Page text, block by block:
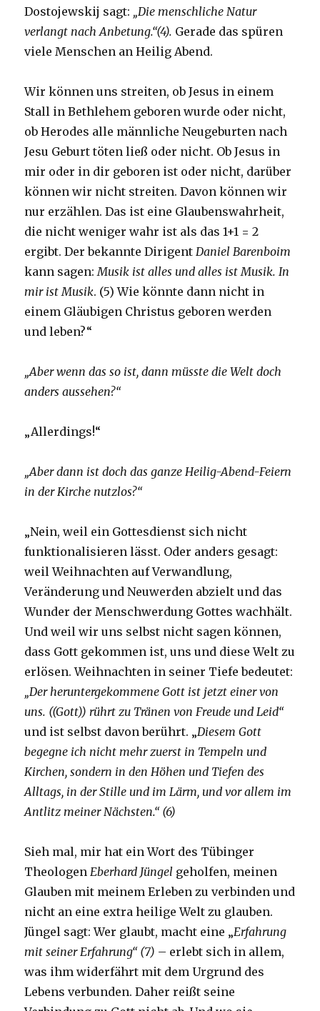
Dostojewskij sagt: „Die menschliche Natur
verlangt nach Anbetung.“(4). Gerade das spüren
viele Menschen an Heilig Abend.
Wir können uns streiten, ob Jesus in einem
Stall in Bethlehem geboren wurde oder nicht,
ob Herodes alle männliche Neugeburten nach
Jesu Geburt töten ließ oder nicht. Ob Jesus in
mir oder in dir geboren ist oder nicht, darüber
können wir nicht streiten. Davon können wir
nur erzählen. Das ist eine Glaubenswahrheit,
die nicht weniger wahr ist als das 1+1 = 2
ergibt. Der bekannte DirigentDaniel Barenboim
kann sagen:Musik ist alles und alles ist Musik. In
mir ist Musik. (5) Wie könnte dann nicht in
einem Gläubigen Christus geboren werden
und leben?“
„Aber wenn das so ist, dann müsste die Welt doch
anders aussehen?“
„Allerdings!“
„Aber dann ist doch das ganze Heilig-Abend-Feiern
in der Kirche nutzlos?“
„Nein, weil ein Gottesdienst sich nicht
funktionalisieren lässt. Oder anders gesagt:
weil Weihnachten auf Verwandlung,
Veränderung und Neuwerden abzielt und das
Wunder der Menschwerdung Gottes wachhält.
Und weil wir uns selbst nicht sagen können,
dass Gott gekommen ist, uns und diese Welt zu
erlösen. Weihnachten in seiner Tiefe bedeutet:
„Der heruntergekommene Gott ist jetzt einer von
uns. ((Gott)) rührt zu Tränen von Freude und Leid“
und ist selbst davon berührt. „Diesem Gott
begegne ich nicht mehr zuerst in Tempeln und
Kirchen, sondern in den Höhen und Tiefen des
Alltags, in der Stille und im Lärm, und vor allem im
Antlitz meiner Nächsten.“ (6)
Sieh mal, mir hat ein Wort des Tübinger
TheologenEberhard Jüngel geholfen, meinen
Glauben mit meinem Erleben zu verbinden und
nicht an eine extra heilige Welt zu glauben.
Jüngel sagt: Wer glaubt, macht eine „Erfahrung
mit seiner Erfahrung“ (7) – erlebt sich in allem,
was ihm widerfährt mit dem Urgrund des
Lebens verbunden. Daher reißt seine